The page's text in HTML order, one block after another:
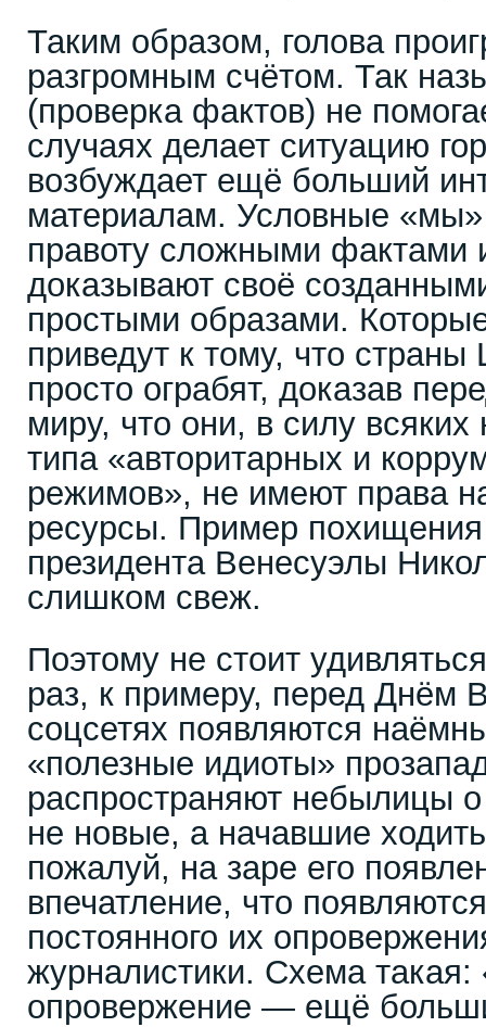
Таким образом, голова
разгромным счётом. Так
(проверка фактов) не
случаях делает ситуацию
возбуждает ещё больший
материалам. Условные
правоту сложными фактами
доказывают своё
простыми образами.
приведут к тому, что
просто ограбят, доказав
миру, что они, в силу
типа «авторитарных и
режимов», не имеют права
ресурсы. Пример
президента Венесуэлы
слишком свеж.
Поэтому не стоит
раз, к примеру, перед Днём
соцсетях появляются
«полезные идиоты»
распространяют небылицы
не новые, а начавшие
пожалуй, на заре его
впечатление, что
постоянного их
журналистики. Схема
опровержение — ещё